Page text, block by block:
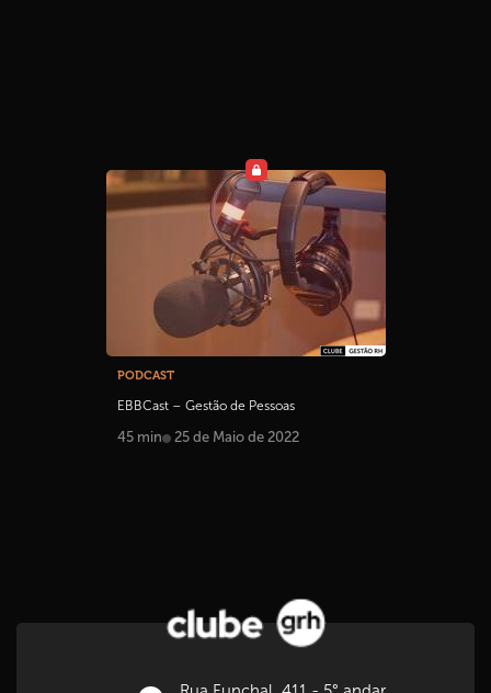
PODCAST
EBBCast – Gestão de Pessoas
45 min 25 de Maio de 2022